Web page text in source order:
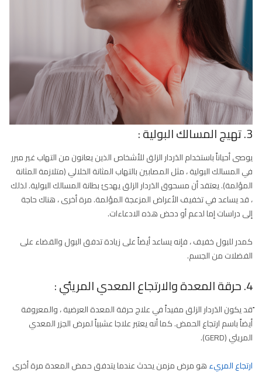
3. تهيج المسالك البولية :
يوصى أحياناً باستخدام الدَردار الزلق للأشخاص الذين يعانون من التهاب غير مبرر
في المسالك البولية ، مثل المصابين بالتهاب المثانة الخلالي (متلازمة المثانة
المؤلمة). يعتقد أن مسحوق الدَردار الزلق يهدئ بطانة المسالك البولية. لذلك
، قد يساعد في تخفيف الأعراض المزعجة المؤلمة. مرة أخرى ، هناك حاجة
إلى دراسات إما لدعم أو دحض هذه الادعاءات.
كمدر للبول خفيف ، فإنه يساعد أيضاً على زيادة تدفق البول والقضاء على
الفضلات من الجسم.
4. حرقة المعدة والارتجاع المعدي المريئي :
ًقد يكون الدَردار الزلق مفيداً في علاج حرقة المعدة العرضية ، والمعروفة
أيضاً باسم ارتجاع الحمض. كما أنه يعتبر علاجا عشبياً لمرض الجزر المعدي
المريئي (GERD).
ارتجاع المريءهو مرض مزمن يحدث عندما يتدفق حمض المعدة مرة أخرى